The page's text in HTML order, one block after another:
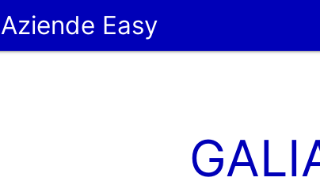
Aziende Easy